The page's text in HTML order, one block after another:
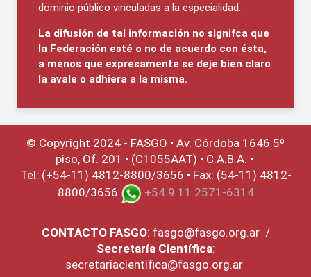
dominio público vinculadas a la especialidad.
La difusión de tal información no signifca que
la Federación esté o no de acuerdo con ésta,
a menos que expresamente se deje bien claro
la avale o adhiera a la misma.
© Copyright 2024 - FASGO • Av. Córdoba 1646 5º
piso, Of. 201 • (C1055AAT) • C.A.B.A. •
Tel: (+54-11) 4812-8800/3656 • Fax: (54-11) 4812-
8800/3656
+54 9 11 2571-6314
CONTACTO FASGO: fasgo@fasgo.org.ar/
Secretaría Científica:
secretariacientifica@fasgo.org.ar